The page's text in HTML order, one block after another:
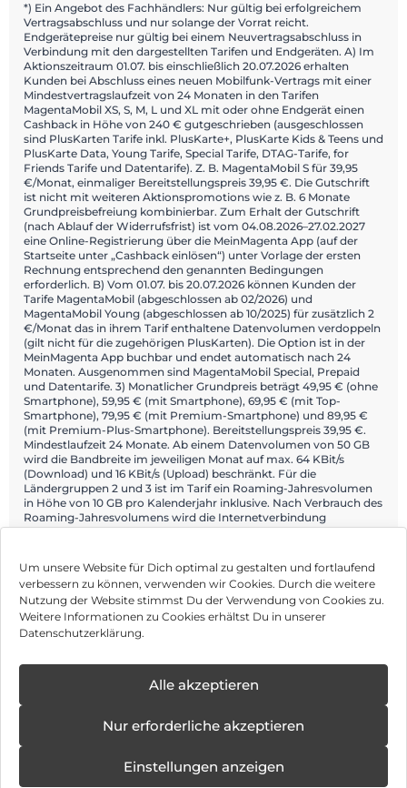
Um unsere Website für Dich optimal zu gestalten und fortlaufend
verbessern zu können, verwenden wir Cookies. Durch die weitere
Nutzung der Website stimmst Du der Verwendung von Cookies zu.
Weitere Informationen zu Cookies erhältst Du in unserer
Datenschutzerklärung.
Alle akzeptieren
Nur erforderliche akzeptieren
Einstellungen anzeigen
*) Ein Angebot des Fachhändlers: Nur gültig bei erfolgreichem
Vertragsabschluss und nur solange der Vorrat reicht.
Endgerätepreise nur gültig bei einem Neuvertragsabschluss in
Verbindung mit den dargestellten Tarifen und Endgeräten. A) Im
Aktionszeitraum 01.07. bis einschließlich 20.07.2026 erhalten
Kunden bei Abschluss eines neuen Mobilfunk-Vertrags mit einer
Mindestvertragslaufzeit von 24 Monaten in den Tarifen
MagentaMobil XS, S, M, L und XL mit oder ohne Endgerät einen
Cashback in Höhe von 240 € gutgeschrieben (ausgeschlossen
sind PlusKarten Tarife inkl. PlusKarte+, PlusKarte Kids & Teens und
PlusKarte Data, Young Tarife, Special Tarife, DTAG-Tarife, for
Friends Tarife und Datentarife). Z. B. MagentaMobil S für 39,95
€/Monat, einmaliger Bereitstellungspreis 39,95 €. Die Gutschrift
ist nicht mit weiteren Aktionspromotions wie z. B. 6 Monate
Grundpreisbefreiung kombinierbar. Zum Erhalt der Gutschrift
(nach Ablauf der Widerrufsfrist) ist vom 04.08.2026–27.02.2027
eine Online-Registrierung über die MeinMagenta App (auf der
Startseite unter „Cashback einlösen“) unter Vorlage der ersten
Rechnung entsprechend den genannten Bedingungen
erforderlich. B) Vom 01.07. bis 20.07.2026 können Kunden der
Tarife MagentaMobil (abgeschlossen ab 02/2026) und
MagentaMobil Young (abgeschlossen ab 10/2025) für zusätzlich 2
€/Monat das in ihrem Tarif enthaltene Datenvolumen verdoppeln
(gilt nicht für die zugehörigen PlusKarten). Die Option ist in der
MeinMagenta App buchbar und endet automatisch nach 24
Monaten. Ausgenommen sind MagentaMobil Special, Prepaid
und Datentarife. 3) Monatlicher Grundpreis beträgt 49,95 € (ohne
Smartphone), 59,95 € (mit Smartphone), 69,95 € (mit Top-
Smartphone), 79,95 € (mit Premium-Smartphone) und 89,95 €
(mit Premium-Plus-Smartphone). Bereitstellungspreis 39,95 €.
Mindestlaufzeit 24 Monate. Ab einem Datenvolumen von 50 GB
wird die Bandbreite im jeweiligen Monat auf max. 64 KBit/s
(Download) und 16 KBit/s (Upload) beschränkt. Für die
Ländergruppen 2 und 3 ist im Tarif ein Roaming-Jahresvolumen
in Höhe von 10 GB pro Kalenderjahr inklusive. Nach Verbrauch des
Roaming-Jahresvolumens wird die Internetverbindung
unterbrochen. Ein Angebot von: Telekom Deutschland GmbH,
Impressum
Hinweis zur Batterieentsorgung
Newsletter
Öffnungstage
08.12.2025 -